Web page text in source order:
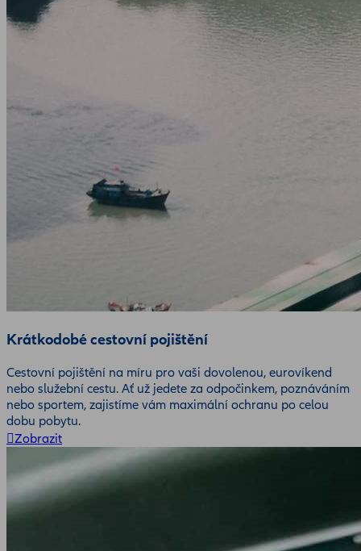
Krátkodobé cestovní pojištění
Cestovní pojištění na míru pro vaši dovolenou, eurovíkend
nebo služební cestu. Ať už jedete za odpočinkem, poznáváním
nebo sportem, zajistíme vám maximální ochranu po celou
dobu pobytu.
Zobrazit